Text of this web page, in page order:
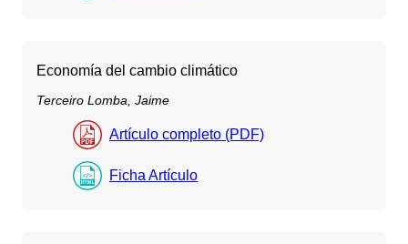
Economía del cambio climático
Terceiro Lomba, Jaime
Artículo completo (PDF)
Ficha Artículo